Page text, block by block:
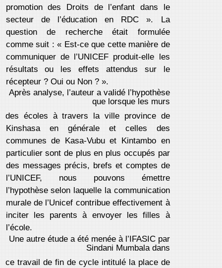
promotion des Droits de l’enfant dans le
secteur de l’éducation en RDC ». La
question de recherche était formulée
comme suit : « Est-ce que cette manière de
communiquer de l’UNICEF produit-elle les
résultats ou les effets attendus sur le
récepteur ? Oui ou Non ? ».
Après analyse, l’auteur a validé l’hypothèse
que lorsque les murs
des écoles à travers la ville province de
Kinshasa en générale et celles des
communes de Kasa-Vubu et Kintambo en
particulier sont de plus en plus occupés par
des messages précis, brefs et comptes de
l’UNICEF, nous pouvons émettre
l’hypothèse selon laquelle la communication
murale de l’Unicef contribue effectivement à
inciter les parents à envoyer les filles à
l’école.
Une autre étude a été menée à l’IFASIC par
Sindani Mumbala dans
ce travail de fin de cycle intitulé la place de